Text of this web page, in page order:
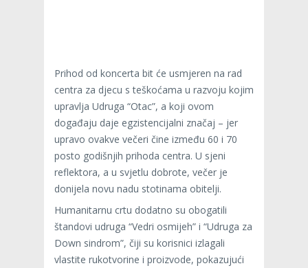
Prihod od koncerta bit će usmjeren na rad
centra za djecu s teškoćama u razvoju kojim
upravlja Udruga “Otac”, a koji ovom
događaju daje egzistencijalni značaj – jer
upravo ovakve večeri čine između 60 i 70
posto godišnjih prihoda centra. U sjeni
reflektora, a u svjetlu dobrote, večer je
donijela novu nadu stotinama obitelji.
Humanitarnu crtu dodatno su obogatili
štandovi udruga “Vedri osmijeh” i “Udruga za
Down sindrom”, čiji su korisnici izlagali
vlastite rukotvorine i proizvode, pokazujući